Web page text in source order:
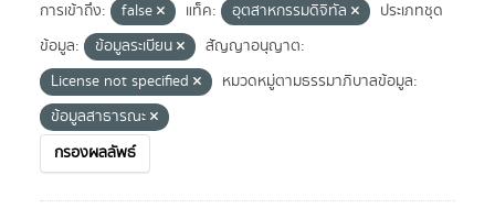
การเข้าถึง: false แท็ค: อุตสาหกรรมดิจิทัล
ประเภทชุด
ข้อมูล:
ข้อมูลระเบียน
สัญญาอนุญาต:
License not specified
หมวดหมู่ตามธรรมาภิบาลข้อมูล:
ข้อมูลสาธารณะ
กรองผลลัพธ์